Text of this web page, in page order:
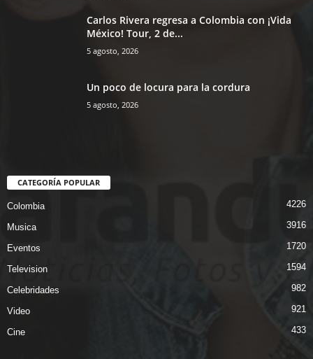
Carlos Rivera regresa a Colombia con ¡Vida
México! Tour, 2 de...
5 agosto, 2026
Un poco de locura para la cordura
5 agosto, 2026
CATEGORÍA POPULAR
Colombia 4226
Musica 3916
Eventos 1720
Television 1594
Celebridades 982
Video 921
Cine 433